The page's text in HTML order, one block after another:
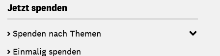
Jetzt spenden
Spenden nach Themen
Einmalig spenden